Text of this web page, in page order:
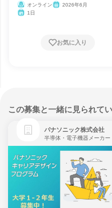
オンライン
2026年6月
1日
お気に入り
この募集と一緒に見られて
パナソニック株式会社
半導体・電子機器メーカー